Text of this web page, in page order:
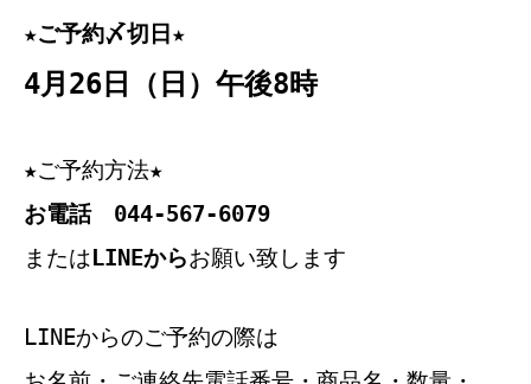
★ご予約〆切日★
4月26日（日）午後8時
★ご予約方法★
お電話 044-567-6079
または LINEからお願い致します
LINEからのご予約の際は